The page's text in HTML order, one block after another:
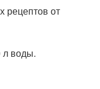
рецептов от
л воды.